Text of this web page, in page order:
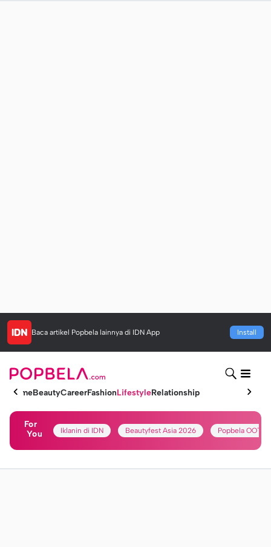
Baca artikel Popbela lainnya di IDN App Install
HomeBeautyCareerFashionLifestyleRelationship
For
You
Iklanin di IDN Beautyfest Asia 2026 Popbela OOTD